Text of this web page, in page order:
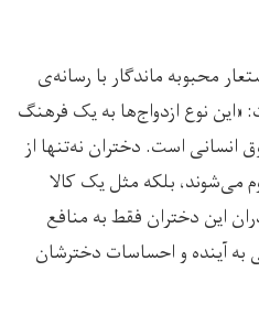
محبوبه ماندگار با رسانه‌ی
نوع ازدواج‌ها به یک فرهنگ
انسانی است. دختران نه‌تنها از
بلکه مثل یک کالا
این دختران فقط به منافع
آینده و احساسات دخترشان